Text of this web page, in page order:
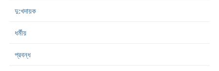
দু:খদায়ক
ধর্মীয়
প্রবন্ধ